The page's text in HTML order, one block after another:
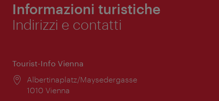
Informazioni turistiche
Indirizzi e contatti
Tourist-Info Vienna
Posizione:
Albertinaplatz/Maysedergasse
1010 Vienna